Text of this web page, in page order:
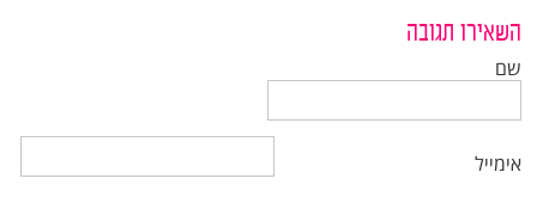
השאירו תגובה
שם
אימייל